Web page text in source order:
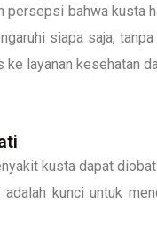
bahwa kusta
siapa saja,
layanan kesehatan
kusta dapat
kunci untuk